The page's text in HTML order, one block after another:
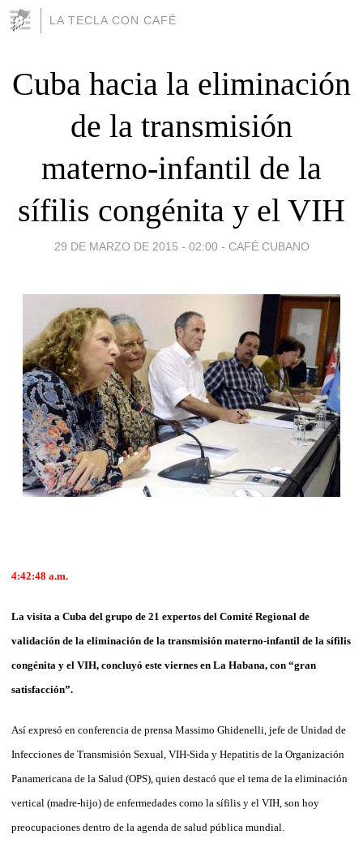
LA TECLA CON CAFÉ
Cuba hacia la eliminación
de la transmisión
materno-infantil de la
sífilis congénita y el VIH
29 DE MARZO DE 2015 - 02:00 - CAFÉ CUBANO
4:42:48 a.m.
La visita a Cuba del grupo de 21 expertos del Comité Regional de
validación de la eliminación de la transmisión materno-infantil de la sífilis
congénita y el VIH, concluyó este viernes en La Habana, con “gran
satisfacción”.
Así expresó en conferencia de prensa Ma­ssimo Ghidenelli, jefe de Unidad de
Infec­cio­nes de Transmisión Sexual, VIH-Sida y He­pa­titis de la Organización
Panamericana de la Salud (OPS), quien destacó que el tema de la eliminación
vertical (madre-hijo) de enfermedades como la sífilis y el VIH, son hoy
preocupaciones dentro de la agenda de salud pública mundial.